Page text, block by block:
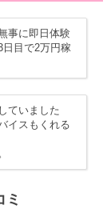
事に即日体験
日目で2万円稼
ていました
イスもくれる
ミ